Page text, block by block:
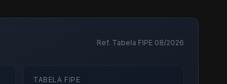
Ref. Tabela FIPE 08/2026
TABELA FIPE